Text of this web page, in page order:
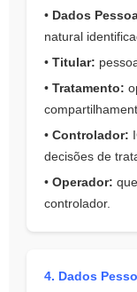
• Dados
natural
• Titular:
• Tratamento:
• Controlador:
decisões de
• Operador:
controlador.
4. Dados